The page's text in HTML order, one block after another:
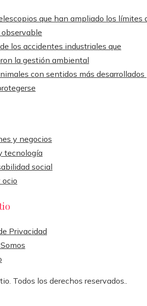
que han ampliado los límites
los accidentes industriales que
la gestión ambiental
con sentidos más desarrollados
y negocios
tecnología
social
ocio
Privacidad
Todos los derechos reservados..